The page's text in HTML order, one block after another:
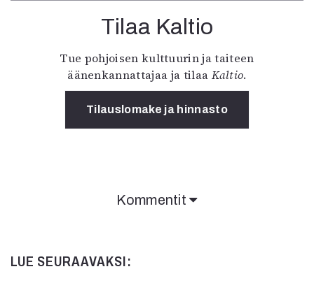
Tilaa Kaltio
Tue pohjoisen kulttuurin ja taiteen
äänenkannattajaa ja tilaa Kaltio.
Tilauslomake ja hinnasto
Kommentit
LUE SEURAAVAKSI: